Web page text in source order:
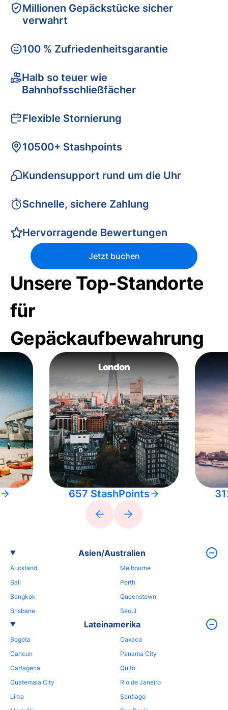
Millionen Gepäckstücke sicher
verwahrt
100 % Zufriedenheitsgarantie
Halb so teuer wie
Bahnhofsschließfächer
Flexible Stornierung
10500+ Stashpoints
Kundensupport rund um die Uhr
Schnelle, sichere Zahlung
Hervorragende Bewertungen
Jetzt buchen
Unsere Top-Standorte
für
Gepäckaufbewahrung
London
657 StashPoints
Asien/Australien
Auckland
Bali
Bangkok
Brisbane
Melbourne
Perth
Queenstown
Seoul
Lateinamerika
Bogota
Cancun
Cartagena
Guatemala City
Lima
Oaxaca
Panama City
Quito
Rio de Janeiro
Santiago